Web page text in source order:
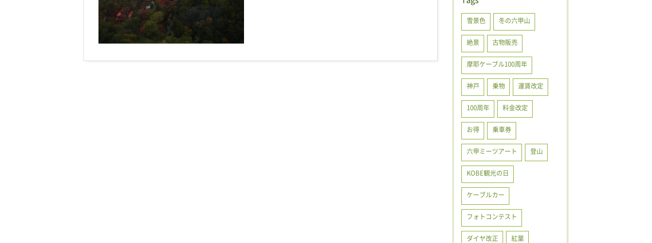
雪景色 冬の六甲山
絶景 古物販売
摩耶ケーブル100周年
神戸 乗物 運賃改定
100周年 料金改定
お得 乗車券
六甲ミーツアート 登山
KOBE観光の日
ケーブルカー
フォトコンテスト
ダイヤ改正 紅葉